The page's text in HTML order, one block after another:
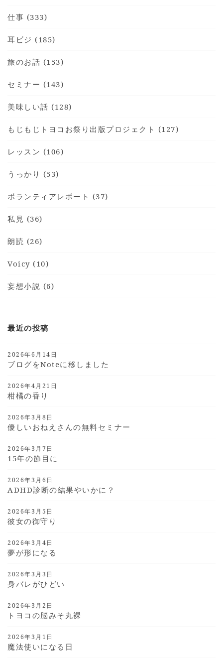
HOME
INFORMATION
BLOG
LESSON
仕事 (333)
耳ビジ (185)
旅のお話 (153)
セミナー (143)
美味しい話 (128)
もじもじトヨコお祭り出版プロジェクト (127)
レッスン (106)
うっかり (53)
ボランティアレポート (37)
私見 (36)
朗読 (26)
Voicy (10)
妄想小説 (6)
最近の投稿
2026年6月14日
ブログをnoteに移しました
2026年4月21日
柑橘の香り
2026年3月8日
優しいおねえさんの無料セミナー
2026年3月7日
15年の節目に
2026年3月6日
ADHD診断の結果やいかに？
2026年3月5日
彼女の御守り
2026年3月4日
夢が形になる
2026年3月3日
身バレがひどい
2026年3月2日
トヨコの脳みそ丸裸
2026年3月1日
魔法使いになる日